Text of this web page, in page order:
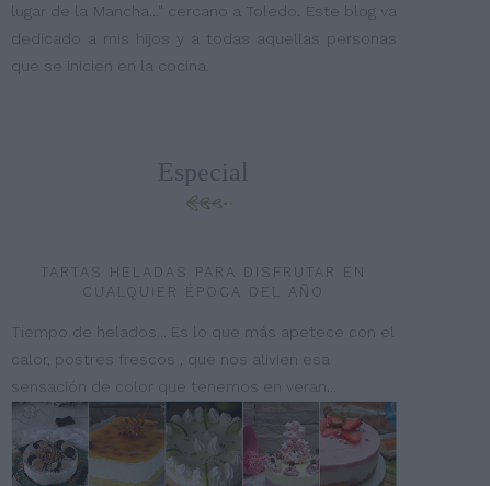
lugar de la Mancha..." cercano a Toledo. Este blog va
dedicado a mis hijos y a todas aquellas personas
que se inicien en la cocina.
Especial
TARTAS HELADAS PARA DISFRUTAR EN
CUALQUIER ÉPOCA DEL AÑO
Tiempo de helados... Es lo que más apetece con el
calor, postres frescos , que nos alivien esa
sensación de color que tenemos en veran...